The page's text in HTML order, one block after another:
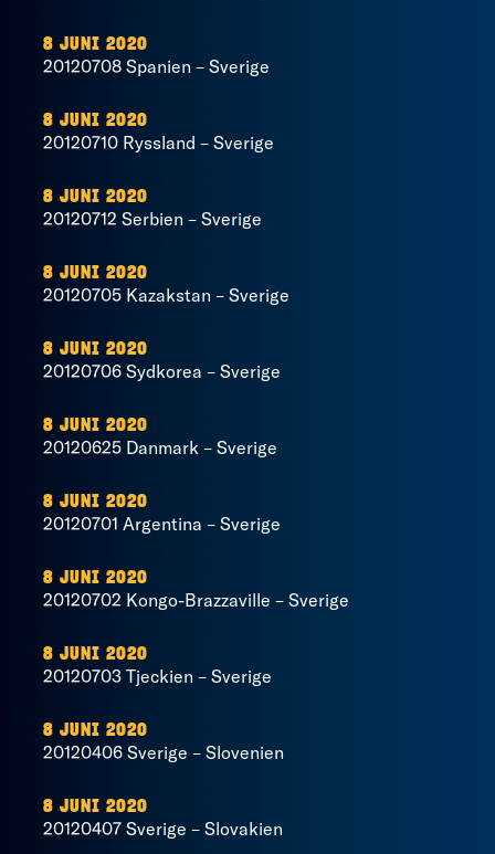
8 JUNI 2020
20120708 Spanien – Sverige
8 JUNI 2020
20120710 Ryssland – Sverige
8 JUNI 2020
20120712 Serbien – Sverige
8 JUNI 2020
20120705 Kazakstan – Sverige
8 JUNI 2020
20120706 Sydkorea – Sverige
8 JUNI 2020
20120625 Danmark – Sverige
8 JUNI 2020
20120701 Argentina – Sverige
8 JUNI 2020
20120702 Kongo-Brazzaville – Sverige
8 JUNI 2020
20120703 Tjeckien – Sverige
8 JUNI 2020
20120406 Sverige – Slovenien
8 JUNI 2020
20120407 Sverige – Slovakien